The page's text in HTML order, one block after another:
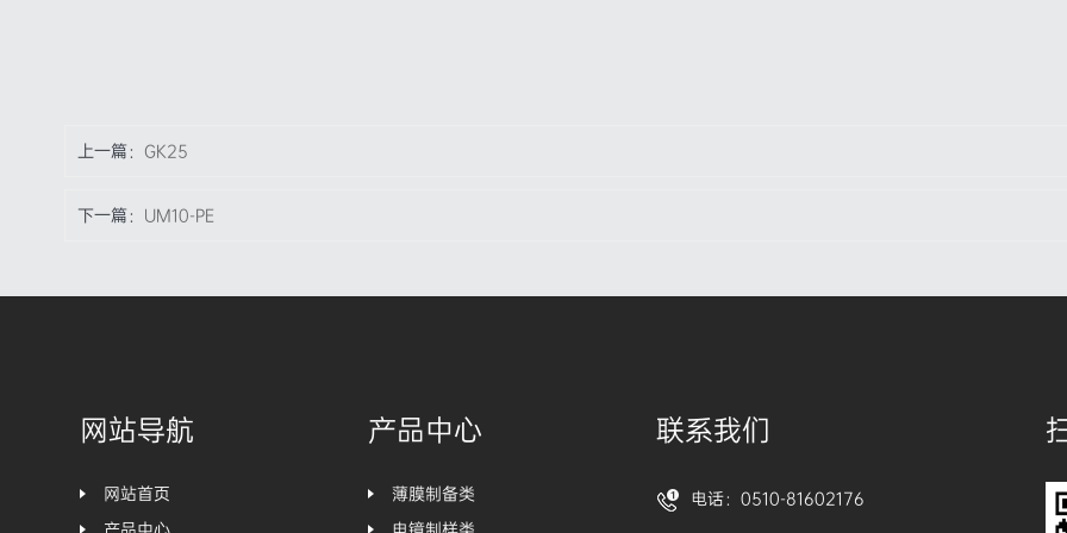
上一篇： GK25
下一篇： UM10-PE
网站导航
网站首页
产品中心
薄膜制备类
联系我们
电话：0510-81602176